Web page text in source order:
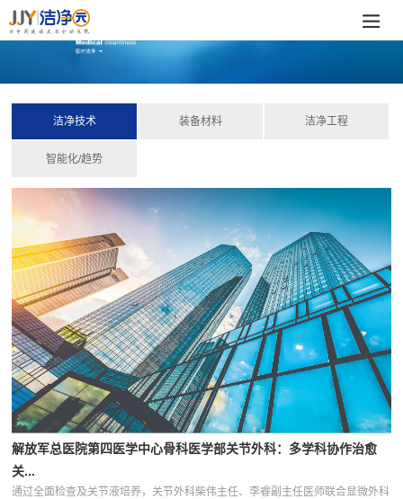
洁净技术 装备材料 洁净工程
智能化/趋势
解放军总医院第四医学中心骨科医学部关节外科：多学科协作治愈
关...
通过全面检查及关节液培养，关节外科柴伟主任、李睿副主任医师联合显微外科